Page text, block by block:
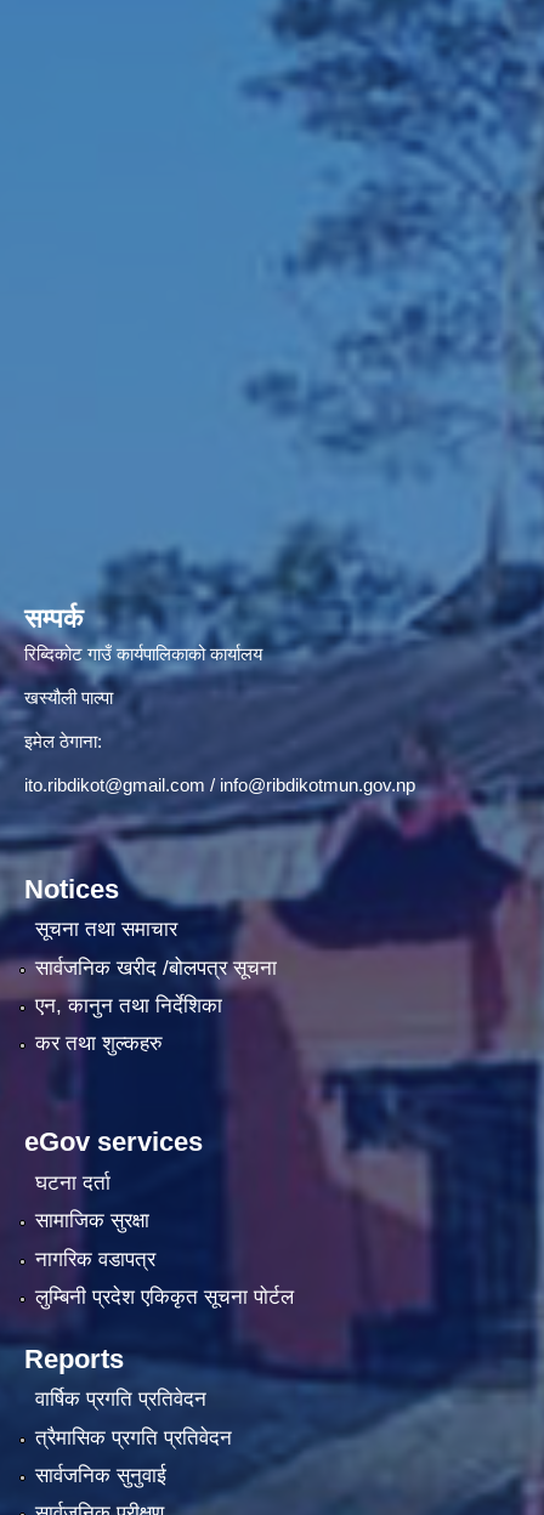
सम्पर्क
रिब्दिकोट गाउँ कार्यपालिकाको कार्यालय
खस्यौली पाल्पा
इमेल ठेगाना:
ito.ribdikot@gmail.com / info@ribdikotmun.gov.np
Notices
सूचना तथा समाचार
सार्वजनिक खरीद /बोलपत्र सूचना
एन, कानुन तथा निर्देशिका
कर तथा शुल्कहरु
eGov services
घटना दर्ता
सामाजिक सुरक्षा
नागरिक वडापत्र
लुम्बिनी प्रदेश एकिकृत सूचना पाेर्टल
Reports
वार्षिक प्रगति प्रतिवेदन
त्रैमासिक प्रगति प्रतिवेदन
सार्वजनिक सुनुवाई